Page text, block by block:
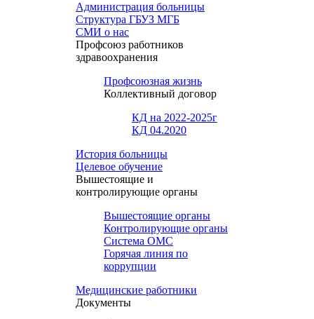
Администрация больницы
Структура ГБУЗ МГБ
СМИ о нас
Профсоюз работников
здравоохранения
Профсоюзная жизнь
Коллективный договор
КД на 2022-2025г
КД 04.2020
История больницы
Целевое обучение
Вышестоящие и
контролирующие органы
Вышестоящие органы
Контролирующие органы
Система ОМС
Горячая линия по
коррупции
Медицинские работники
Документы